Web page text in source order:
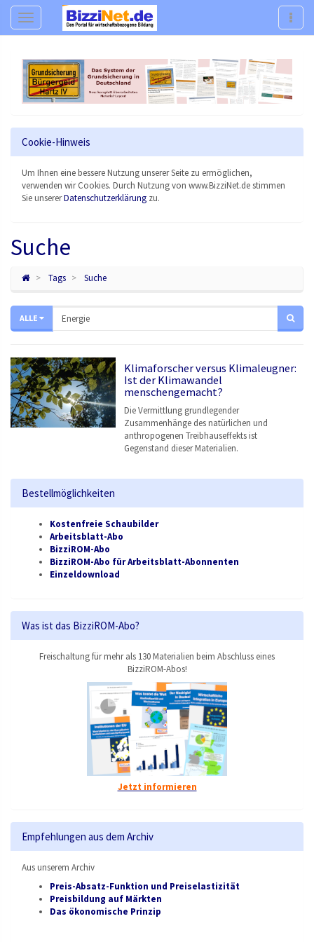
Navigation
Cookie-Hinweis
Um Ihnen eine bessere Nutzung unserer Seite zu ermöglichen,
verwenden wir Cookies. Durch Nutzung von www.BizziNet.de stimmen
Sie unsererDatenschutzerklärung zu.
Suche
Tags Suche
ALLE
Klimaforscher versus Klimaleugner:
Ist der Klimawandel
menschengemacht?
Die Vermittlung grundlegender
Zusammenhänge des natürlichen und
anthropogenen Treibhauseffekts ist
Gegenstand dieser Materialien.
Bestellmöglichkeiten
Kostenfreie Schaubilder
Arbeitsblatt-Abo
BizziROM-Abo
BizziROM-Abo für Arbeitsblatt-Abonnenten
Einzeldownload
Was ist das BizziROM-Abo?
Freischaltung für mehr als 130 Materialien beim Abschluss eines
BizziROM-Abos!
Jetzt informieren
Empfehlungen aus dem Archiv
Aus unserem Archiv
Preis-Absatz-Funktion und Preiselastizität
Preisbildung auf Märkten
Das ökonomische Prinzip